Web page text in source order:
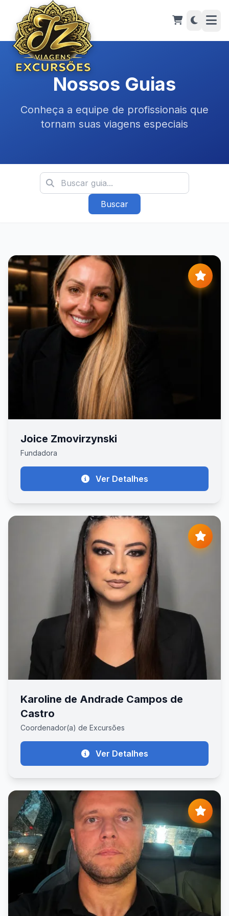
Nossos Guias
Conheça a equipe de profissionais que
tornam suas viagens especiais
Buscar
Joice Zmovirzynski
Fundadora
Ver Detalhes
Karoline de Andrade Campos de
Castro
Coordenador(a) de Excursões
Ver Detalhes